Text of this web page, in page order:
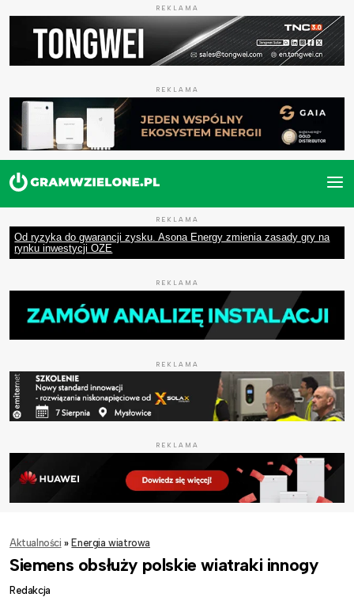
REKLAMA
REKLAMA
REKLAMA
Od ryzyka do gwarancji zysku. Asona Energy zmienia zasady gry na
rynku inwestycji OZE
REKLAMA
REKLAMA
REKLAMA
Aktualności » Energia wiatrowa
Siemens obsłuży polskie wiatraki innogy
Redakcja